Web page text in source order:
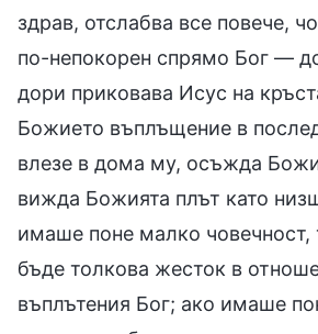
здрав, отслабва все повече,
по-непокорен спрямо Бог —
дори приковава Исус на
Божието въплъщение в
влезе в дома му, осъжда
вижда Божията плът като
имаше поне малко
бъде толкова жесток в
въплътения Бог; ако имаше